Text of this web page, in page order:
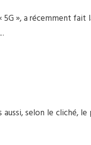
», a récemment
selon le cliché,